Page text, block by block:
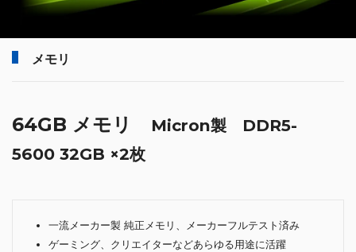
メモリ
64GB メモリ
Micron製 DDR5-
5600 32GB ×2枚
一流メーカー製 純正メモリ、メーカーフルテスト済み
ゲーミング、クリエイターなどあらゆる用途に活躍